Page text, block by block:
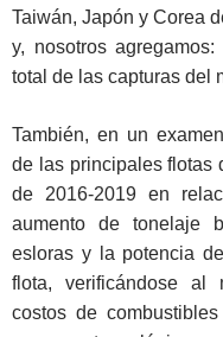
Taiwán, Japón y Corea
y, nosotros
total de las capturas del
También, en un
de las principales flotas
de 2016-2019 en
aumento de tonelaje
esloras y la potencia
flota, verificándose al
costos de